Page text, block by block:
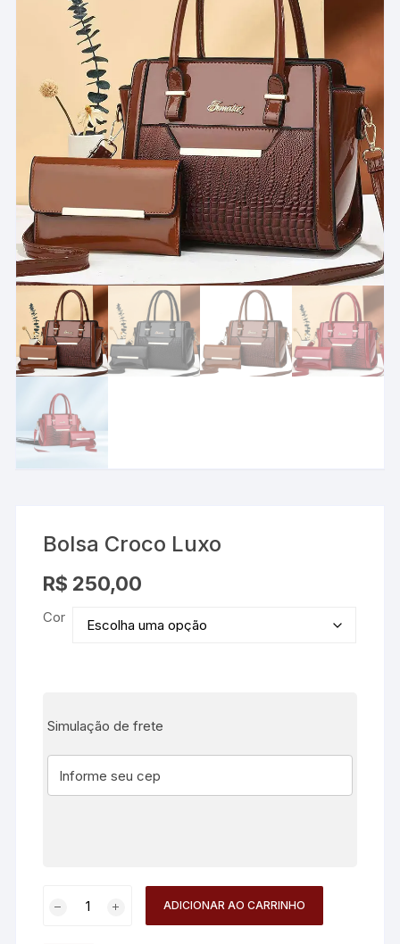
Bolsa Croco Luxo
R$ 250,00
Cor
Simulação de frete
ADICIONAR AO CARRINHO